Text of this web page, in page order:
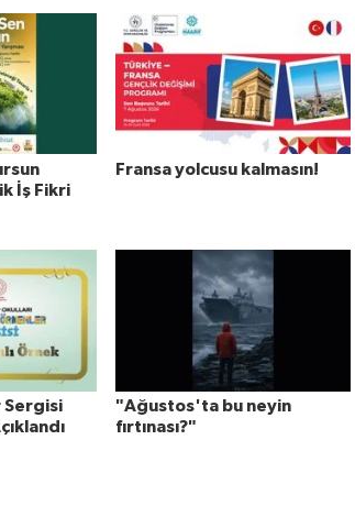
İş Fikri
Fransa yolcusu kalmasın!
Sergisi
"Ağustos'ta bu neyin
fırtınası?"